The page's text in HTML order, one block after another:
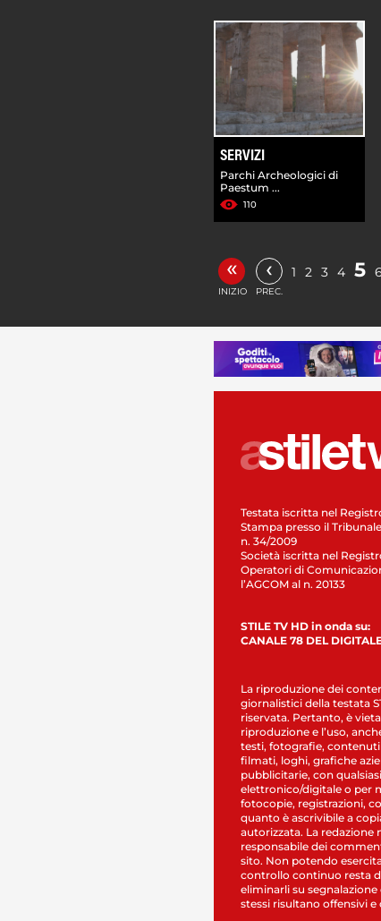
SERVIZI
Parchi Archeologici di
Paestum ...
110
«
INIZIO
‹
PREC.
1 2 3 4 5 6
Testata iscritta nel
Stampa presso il
n. 34/2009
Società iscritta nel
Operatori di
l’AGCOM al n. 20133
STILE TV HD in onda su:
CANALE 78 DEL
La riproduzione dei
giornalistici della testata
riservata. Pertanto, è
riproduzione e l’uso,
testi, fotografie,
filmati, loghi, grafiche
pubblicitarie, con
elettronico/digitale o per
fotocopie, registrazioni,
quanto è ascrivibile a
autorizzata. La redazione
responsabile dei
sito. Non potendo
controllo continuo resta
eliminarli su segnalazione
stessi risultano offensivi e